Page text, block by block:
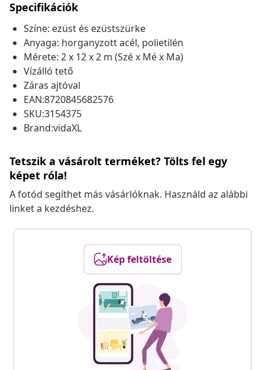
Specifikációk
Színe: ezüst és ezüstszürke
Anyaga: horganyzott acél, polietilén
Mérete: 2 x 12 x 2 m (Szé x Mé x Ma)
Vízálló tető
Záras ajtóval
EAN:8720845682576
SKU:3154375
Brand:vidaXL
Tetszik a vásárolt terméket? Tölts fel egy
képet róla!
A fotód segíthet más vásárlóknak. Használd az alábbi
linket a kezdéshez.
Kép feltöltése